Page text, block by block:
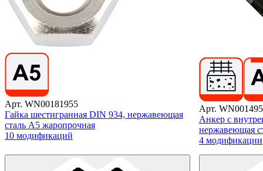
Арт. WN00181955
Гайка шестигранная DIN 934, нержавеющая
сталь А5 жаропрочная
10 модификаций
Арт.
Анкер с
нержавеющая
4 модификации